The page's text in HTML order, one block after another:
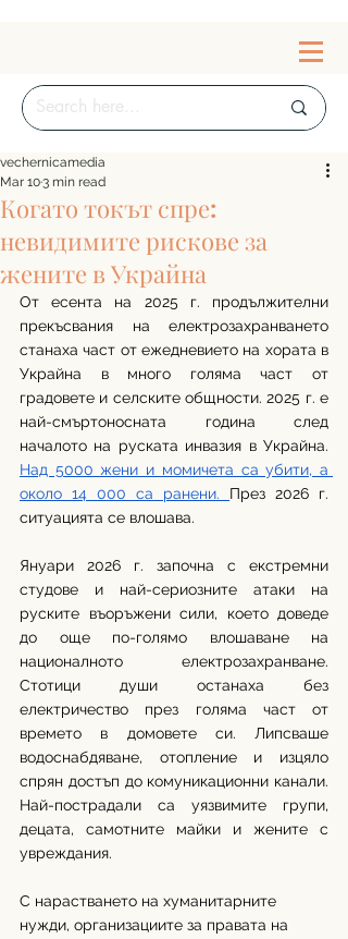
Когато токът спре:
невидимите рискове за
жените в Украйна
vechernicamedia
Mar 103 min read
От есента на 2025 г. продължителни
прекъсвания на електрозахранването
станаха част от ежедневието на хората в
Украйна в много голяма част от
градовете и селските общности. 2025 г. е
най-смъртоносната година след
Над 5000 жени и момичета са убити, а
около 14 000 са ранени. През 2026 г.
ситуацията се влошава.
Януари 2026 г. започна с екстремни
студове и най-сериозните атаки на
руските въоръжени сили, което доведе
до още по-голямо влошаване на
националното електрозахранване.
Стотици души останаха без
електричество през голяма част от
времето в домовете си. Липсваше
водоснабдяване, отопление и изцяло
спрян достъп до комуникационни канали.
Най-пострадали са уязвимите групи,
децата, самотните майки и жените с
увреждания.
С нарастването на хуманитарните
нужди, организациите за правата на